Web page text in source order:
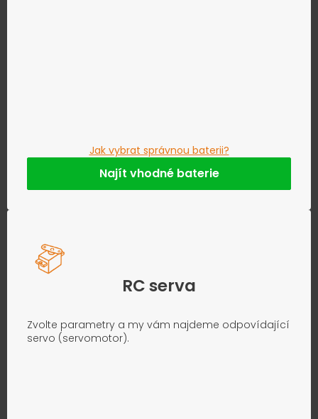
Jak vybrat správnou baterii?
Najít vhodné baterie
RC serva
Zvolte parametry a my vám najdeme odpovídající
servo (servomotor).